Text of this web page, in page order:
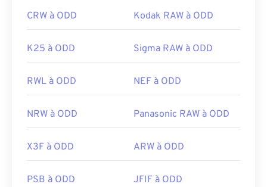
CRW à ODD Kodak RAW à ODD
K25 à ODD Sigma RAW à ODD
RWL à ODD NEF à ODD
NRW à ODD Panasonic RAW à ODD
X3F à ODD ARW à ODD
PSB à ODD JFIF à ODD